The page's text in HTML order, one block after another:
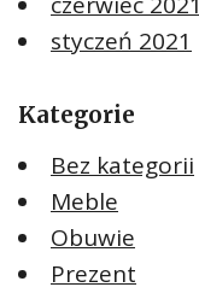
styczeń 2021
Kategorie
Bez kategorii
Meble
Obuwie
Prezent